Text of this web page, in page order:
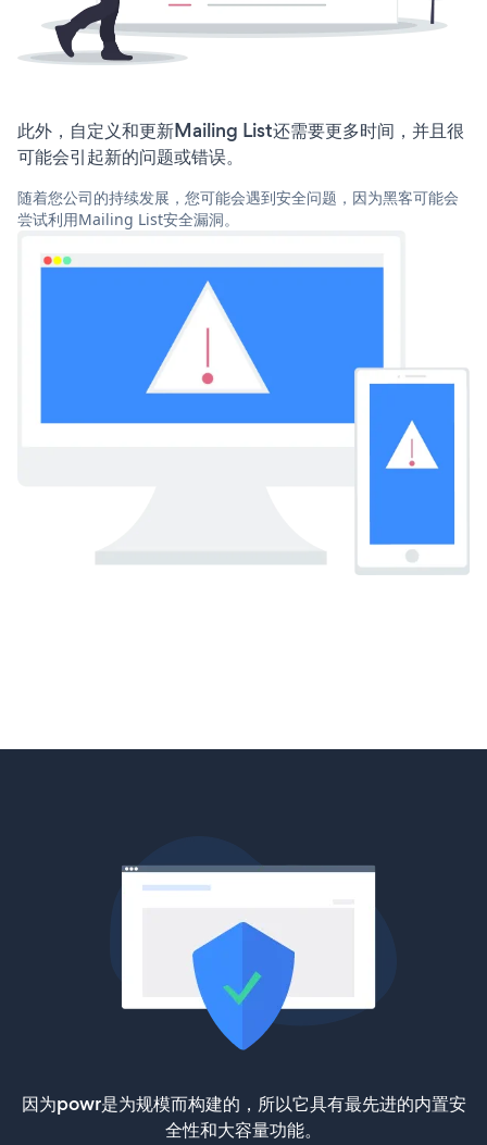
此外，自定义和更新Mailing List还需要更多时间，并且很
可能会引起新的问题或错误。
随着您公司的持续发展，您可能会遇到安全问题，因为黑客可能会
尝试利用Mailing List安全漏洞。
因为powr是为规模而构建的，所以它具有最先进的内置安
全性和大容量功能。